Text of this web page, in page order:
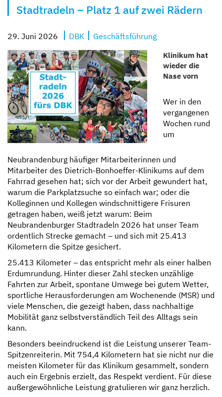
Kompetent und zugewandt
Mit besten Aussichten
Sicher und geborgen
Erzähl sie uns auf
Stadtradeln – Platz 1 auf zwei Rädern
29. Juni 2026 DBK Geschäftsführung
Klinikum hat
wieder die
Nase vorn
Wer in den
vergangenen
Wochen rund
um
Neubrandenburg häufiger Mitarbeiterinnen und
Mitarbeiter des Dietrich-Bonhoeffer-Klinikums auf dem
Fahrrad gesehen hat; sich vor der Arbeit gewundert hat,
warum die Parkplatzsuche so einfach war; oder die
Kolleginnen und Kollegen windschnittigere Frisuren
getragen haben, weiß jetzt warum: Beim
Neubrandenburger Stadtradeln 2026 hat unser Team
ordentlich Strecke gemacht – und sich mit 25.413
Kilometern die Spitze gesichert.
25.413 Kilometer – das entspricht mehr als einer halben
Erdumrundung. Hinter dieser Zahl stecken unzählige
Fahrten zur Arbeit, spontane Umwege bei gutem Wetter,
sportliche Herausforderungen am Wochenende (MSR) und
viele Menschen, die gezeigt haben, dass nachhaltige
Mobilität ganz selbstverständlich Teil des Alltags sein
kann.
Besonders beeindruckend ist die Leistung unserer Team-
Spitzenreiterin. Mit 754,4 Kilometern hat sie nicht nur die
meisten Kilometer für das Klinikum gesammelt, sondern
auch ein Ergebnis erzielt, das Respekt verdient. Für diese
außergewöhnliche Leistung gratulieren wir ganz herzlich.